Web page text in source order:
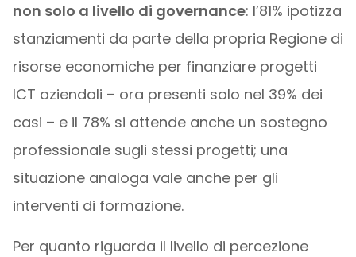
non solo a livello di governance: l’81% ipotizza
stanziamenti da parte della propria Regione di
risorse economiche per finanziare progetti
ICT aziendali – ora presenti solo nel 39% dei
casi – e il 78% si attende anche un sostegno
professionale sugli stessi progetti; una
situazione analoga vale anche per gli
interventi di formazione.
Per quanto riguarda il livello di percezione